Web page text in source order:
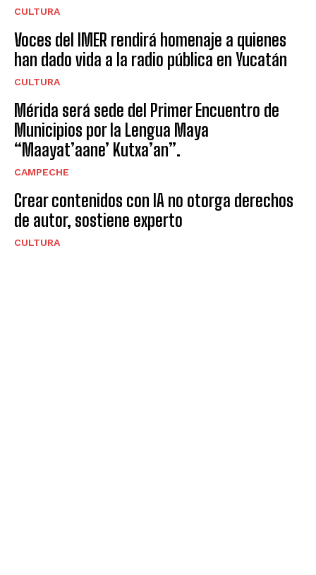
CULTURA
Voces del IMER rendirá homenaje a quienes
han dado vida a la radio pública en Yucatán
CULTURA
Mérida será sede del Primer Encuentro de
Municipios por la Lengua Maya
“Maayat’aane’ Kutxa’an”.
CAMPECHE
Crear contenidos con IA no otorga derechos
de autor, sostiene experto
CULTURA